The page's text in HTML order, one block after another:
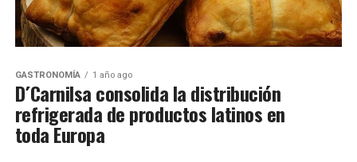
GASTRONOMÍA 1 año ago
D´Carnilsa consolida la distribución
refrigerada de productos latinos en
toda Europa